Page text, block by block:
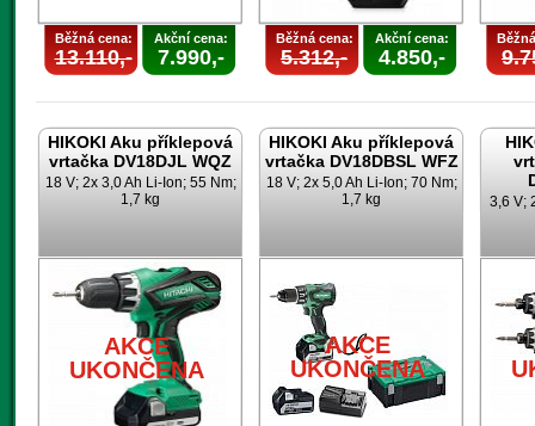
Běžná cena:
13.110,-
Akční cena:
7.990,-
Běžná cena:
5.312,-
Akční cena:
4.850,-
HIKOKI Aku příklepová
vrtačka DV18DJL WQZ
18 V; 2x 3,0 Ah Li-Ion; 55 Nm;
1,7 kg
AKCE
UKONČENA
HIKOKI Aku příklepová
vrtačka DV18DBSL WFZ
18 V; 2x 5,0 Ah Li-Ion; 70 Nm;
1,7 kg
AKCE
UKONČENA
3,6 V;